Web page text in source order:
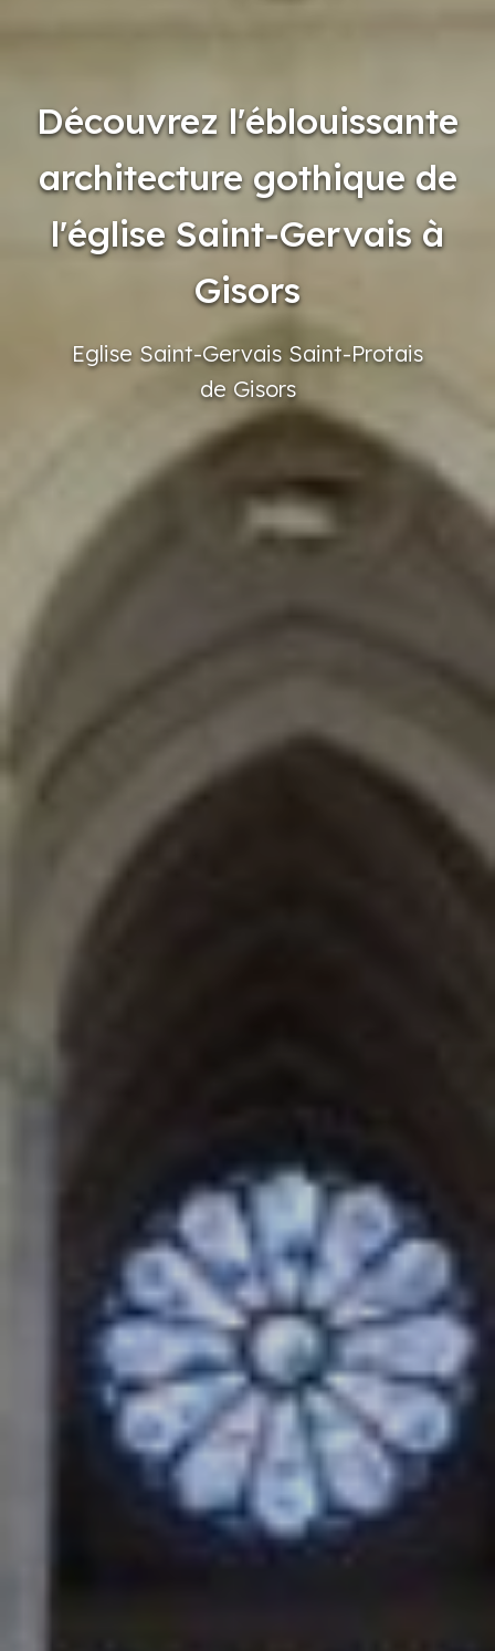
Découvrez l'éblouissante
architecture gothique de
l'église Saint-Gervais à
Gisors
Eglise Saint-Gervais Saint-Protais
de Gisors